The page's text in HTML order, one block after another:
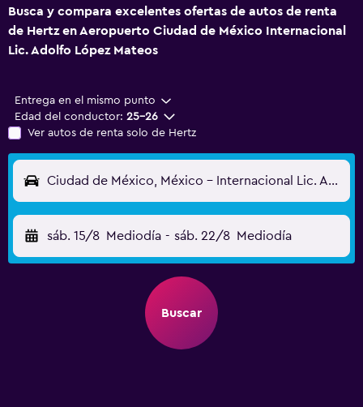
Busca y compara excelentes ofertas de autos de renta
de Hertz en Aeropuerto Ciudad de México Internacional
Lic. Adolfo López Mateos
Entrega en el mismo punto
Edad del conductor: 25-26
Ver autos de renta solo de Hertz
Ciudad de México, México - Internacional Lic. Adolfo López Mateos (TLC)
sáb. 15/8 Mediodía - sáb. 22/8 Mediodía
Buscar